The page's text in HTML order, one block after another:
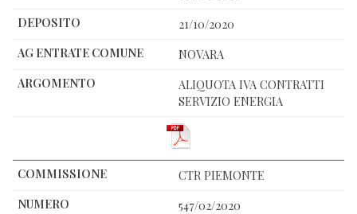
21/10/2020
NOVARA
ALIQUOTA IVA CONTRATTI
SERVIZIO ENERGIA
CTR PIEMONTE
547/02/2020